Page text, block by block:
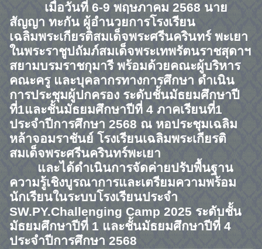
เมื่อวันที่ 6-9 พฤษภาคม 2568 นาย
สัญญา ทะกัน ผู้อำนวยการโรงเรียน
เฉลิมพระเกียรติสมเด็จพระศรีนครินทร์ พะเยา
ในพระราชูปถัมภ์สมเด็จพระเทพรัตนราชสุดาฯ
สยามบรมราชกุมารี พร้อมด้วยคณะผู้บริหาร
คณะครู และบุคลากรทางการศึกษา ดำเนิน
การประชุมผู้ปกครอง ระดับชั้นมัธยมศึกษาปี
ที่1และชั้นมัธยมศึกษาปีที่ 4 ภาคเรียนที่1
ประจำปีการศึกษา 2568 ณ หอประชุมเฉลิม
หล้าจอมราชันย์ โรงเรียนเฉลิมพระเกียรติ
สมเด็จพระศรีนครินทร์พะเยา
และได้ดำเนินการจัดค่ายปรับพื้นฐาน
ความรู้เชิงบูรณาการและเตรียมความพร้อม
นักเรียนในระบบโรงเรียนประจำ
SW.PY.Challenging Camp 2025 ระดับชั้น
มัธยมศึกษาปีที่ 1 และชั้นมัธยมศึกษาปีที่ 4
ประจำปีการศึกษา 2568